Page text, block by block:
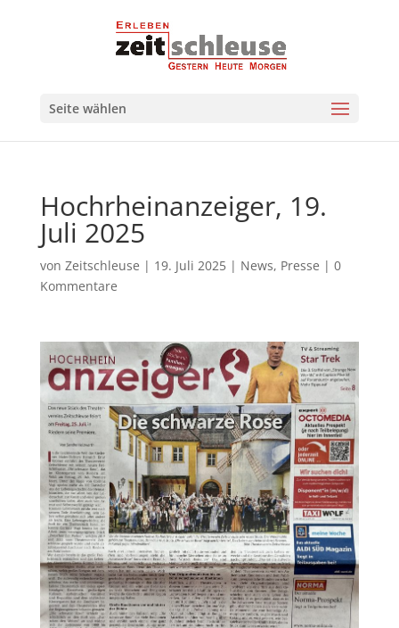
Seite wählen
Hochrheinanzeiger, 19.
Juli 2025
von Zeitschleuse | 19. Juli 2025| News, Presse | 0
Kommentare